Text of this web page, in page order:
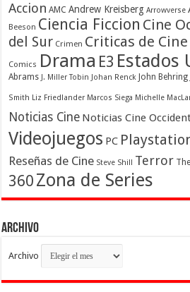
Accion AMC Andrew Kreisberg Arrowverse
Beeson Ciencia Ficcion Cine
del Sur Crimen Criticas de Cine
Comics Drama E3 Estados
Abrams J. Miller Tobin Johan Renck John Behring
Smith Liz Friedlander Marcos Siega Michelle
Noticias Cine Noticias Cine
Videojuegos PC
Reseñas de Cine Steve Shill Terror
360 Zona de Series
Archivo
Archivo